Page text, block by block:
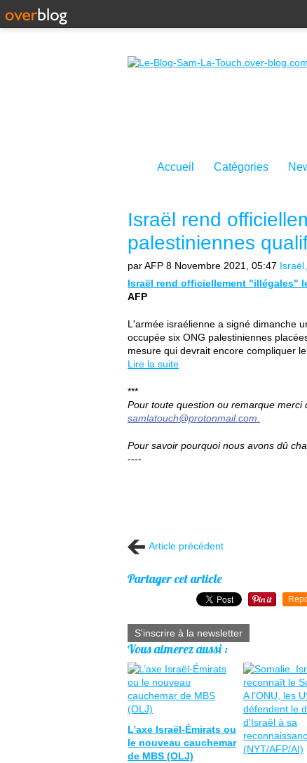
Accueil Catégories
Israël rend
palestiniennes
par AFP 8 Novembre 2021, 05:47 Israël
Israël rend officiellement "illégales"
AFP
L'armée israélienne a signé dimanche
occupée six ONG palestiniennes
mesure qui devrait encore compliquer
Lire la suite
***
Pour toute question ou remarque
samlatouch@protonmail.com.
Pour savoir pourquoi nous avons dû
----
Article précédent
Partager cet article
S'inscrire à la newsletter
Vous aimerez aussi :
L’axe Israël-Émirats ou
le nouveau cauchemar
de MBS (OLJ)